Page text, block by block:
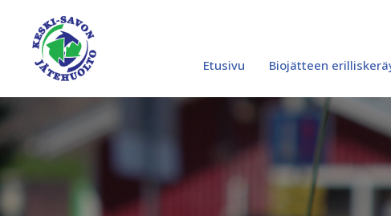
sisältöön
Etusivu Biojätteen